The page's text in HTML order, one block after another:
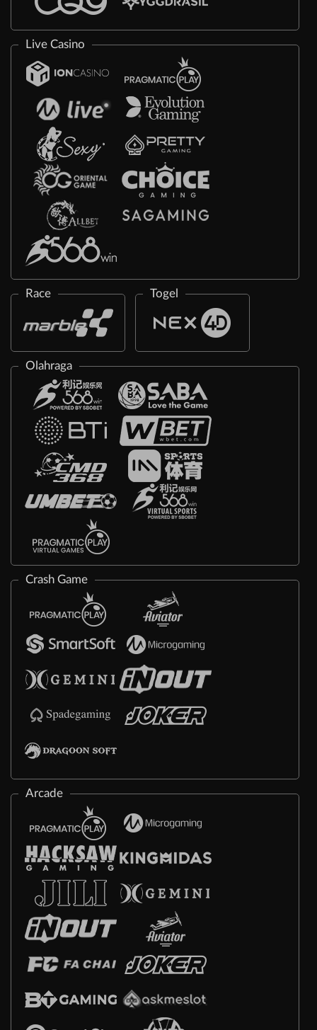
Live Casino
Race Togel
Olahraga
Crash Game
Arcade